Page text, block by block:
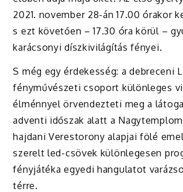
2021. november 28-án 17.00 órakor
s ezt követően – 17.30 óra körül –
karácsonyi díszkivilágítás fényei.
S még egy érdekesség: a debreceni
fényművészeti csoport különleges
élménnyel örvendezteti meg a
adventi időszak alatt a
hajdani Verestorony alapjai fölé
szerelt led-csövek különlegesen
fényjátéka egyedi hangulatot
térre.